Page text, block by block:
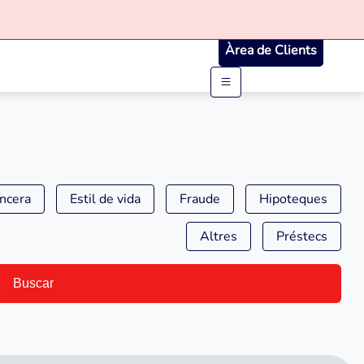
Àrea de Clients
Estil de vida Fraude Hipoteques
Altres Préstecs
Buscar